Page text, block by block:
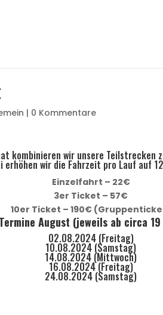
| 0 Kommentare
kombinieren wir unsere Teilstrecken
erhöhen wir die Fahrzeit pro Lauf auf
Einzelfahrt – 22€
3er Ticket – 57€
10er Ticket – 190€
Termine August (jeweils ab circa
02.08.2024 (Freitag)
10.08.2024 (Samstag)
14.08.2024 (Mittwoch)
16.08.2024 (Freitag)
24.08.2024 (Samstag)